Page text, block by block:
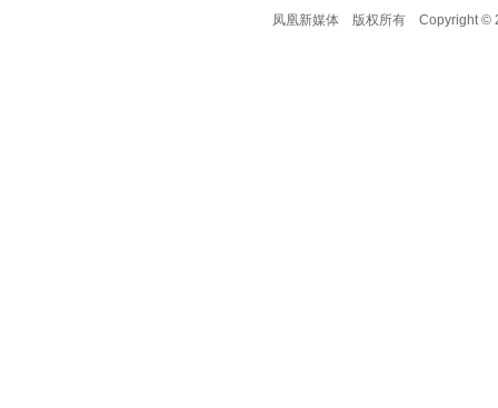
凤凰新媒体
版权所有 Copyright ©